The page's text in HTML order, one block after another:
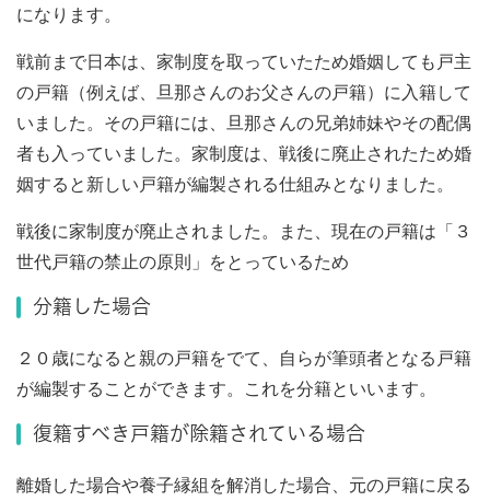
になります。
戦前まで日本は、家制度を取っていたため婚姻しても戸主
の戸籍（例えば、旦那さんのお父さんの戸籍）に入籍して
いました。その戸籍には、旦那さんの兄弟姉妹やその配偶
者も入っていました。家制度は、戦後に廃止されたため婚
姻すると新しい戸籍が編製される仕組みとなりました。
戦後に家制度が廃止されました。また、現在の戸籍は「３
世代戸籍の禁止の原則」をとっているため
分籍した場合
２０歳になると親の戸籍をでて、自らが筆頭者となる戸籍
が編製することができます。これを分籍といいます。
復籍すべき戸籍が除籍されている場合
離婚した場合や養子縁組を解消した場合、元の戸籍に戻る